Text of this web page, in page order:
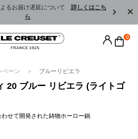
るお届け遅延について 詳しくはこち
ら
0
ペーン ブルーリビエラ
20 ブルー リビエラ (ライトゴ
せて開発された鋳物ホーロー鍋